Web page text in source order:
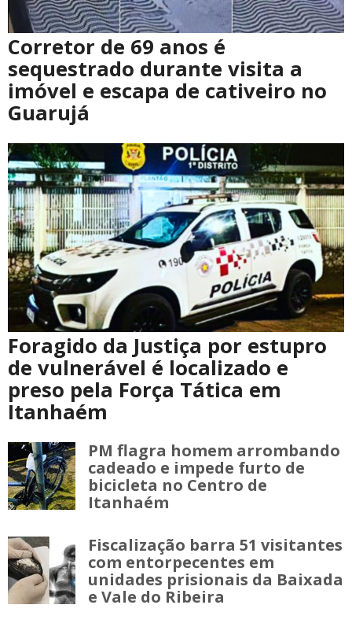
Corretor de 69 anos é
sequestrado durante visita a
imóvel e escapa de cativeiro no
Guarujá
Foragido da Justiça por estupro
de vulnerável é localizado e
preso pela Força Tática em
Itanhaém
PM flagra homem arrombando
cadeado e impede furto de
bicicleta no Centro de
Itanhaém
Fiscalização barra 51 visitantes
com entorpecentes em
unidades prisionais da Baixada
e Vale do Ribeira